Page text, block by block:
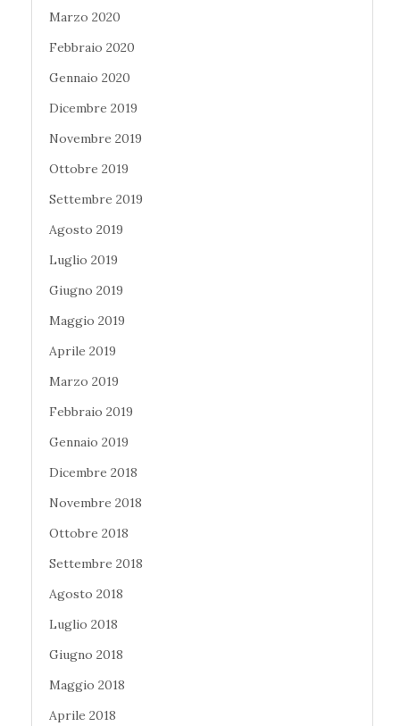
Marzo 2020
Febbraio 2020
Gennaio 2020
Dicembre 2019
Novembre 2019
Ottobre 2019
Settembre 2019
Agosto 2019
Luglio 2019
Giugno 2019
Maggio 2019
Aprile 2019
Marzo 2019
Febbraio 2019
Gennaio 2019
Dicembre 2018
Novembre 2018
Ottobre 2018
Settembre 2018
Agosto 2018
Luglio 2018
Giugno 2018
Maggio 2018
Aprile 2018